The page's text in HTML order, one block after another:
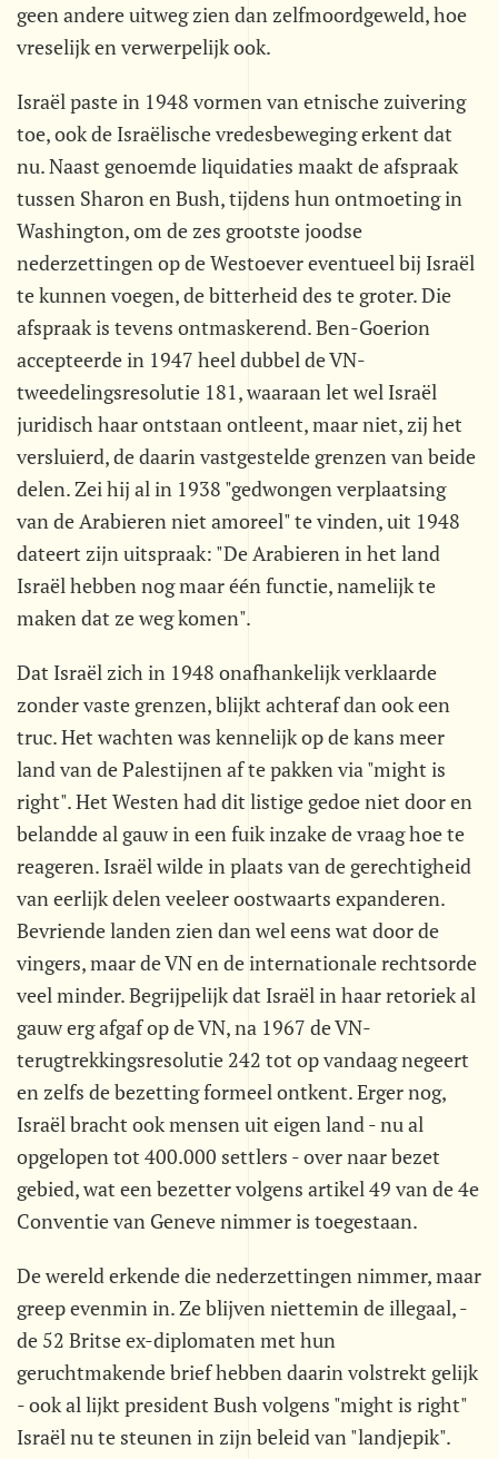
geen andere uitweg zien dan zelfmoordgeweld, hoe
vreselijk en verwerpelijk ook.
Israël paste in 1948 vormen van etnische zuivering
toe, ook de Israëlische vredesbeweging erkent dat
nu. Naast genoemde liquidaties maakt de afspraak
tussen Sharon en Bush, tijdens hun ontmoeting in
Washington, om de zes grootste joodse
nederzettingen op de Westoever eventueel bij Israël
te kunnen voegen, de bitterheid des te groter. Die
afspraak is tevens ontmaskerend. Ben-Goerion
accepteerde in 1947 heel dubbel de VN-
tweedelingsresolutie 181, waaraan let wel Israël
juridisch haar ontstaan ontleent, maar niet, zij het
versluierd, de daarin vastgestelde grenzen van beide
delen. Zei hij al in 1938 "gedwongen verplaatsing
van de Arabieren niet amoreel" te vinden, uit 1948
dateert zijn uitspraak: "De Arabieren in het land
Israël hebben nog maar één functie, namelijk te
maken dat ze weg komen".
Dat Israël zich in 1948 onafhankelijk verklaarde
zonder vaste grenzen, blijkt achteraf dan ook een
truc. Het wachten was kennelijk op de kans meer
land van de Palestijnen af te pakken via "might is
right". Het Westen had dit listige gedoe niet door en
belandde al gauw in een fuik inzake de vraag hoe te
reageren. Israël wilde in plaats van de gerechtigheid
van eerlijk delen veeleer oostwaarts expanderen.
Bevriende landen zien dan wel eens wat door de
vingers, maar de VN en de internationale rechtsorde
veel minder. Begrijpelijk dat Israël in haar retoriek al
gauw erg afgaf op de VN, na 1967 de VN-
terugtrekkingsresolutie 242 tot op vandaag negeert
en zelfs de bezetting formeel ontkent. Erger nog,
Israël bracht ook mensen uit eigen land - nu al
opgelopen tot 400.000 settlers - over naar bezet
gebied, wat een bezetter volgens artikel 49 van de 4e
Conventie van Geneve nimmer is toegestaan.
De wereld erkende die nederzettingen nimmer, maar
greep evenmin in. Ze blijven niettemin de illegaal, -
de 52 Britse ex-diplomaten met hun
geruchtmakende brief hebben daarin volstrekt gelijk
- ook al lijkt president Bush volgens "might is right"
Israël nu te steunen in zijn beleid van "landjepik".